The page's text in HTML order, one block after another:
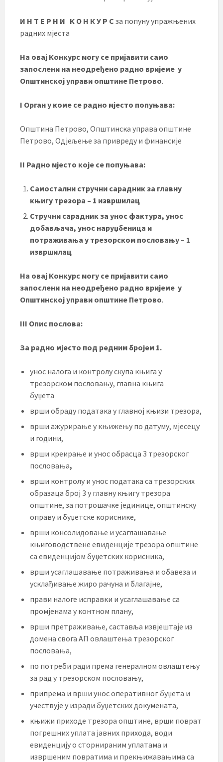
И Н Т Е Р Н И К О Н К У Р С за попуну упражњених
радних мјеста
На овај Конкурс могу се пријавити само
запослени на неодређено радно вријеме у
Општинској управи општине Петрово.
I Орган у коме се радно мјесто попуњава:
Општина Петрово, Општинска управа општине
Петрово, Одјељење за привреду и финансије
II Радно мјесто које се попуњава:
Самостални стручни сарадник за главну
књигу трезора – 1 извршилац
Стручни сарадник за унос фактура, унос
добављача, унос наруџбеница и
потраживања у трезорском пословању – 1
извршилац
На овај Конкурс могу се пријавити само
запослени на неодређено радно вријеме у
Општинској управи општине Петрово.
III Опис послова:
За радно мјесто под редним бројем 1.
унос налога и контролу скупа књига у
трезорском пословању, главна књига
буџета
врши обраду података у главној књизи трезора,
врши ажурирање у књижењу по датуму, мјесецу
и години,
врши креирање и унос обрасца 3 трезорског
пословања,
врши контролу и унос података са трезорских
образаца број 3 у главну књигу трезора
општине, за потрошачке јединице, општинску
оправу и буџетске кориснике,
врши консолидовање и усаглашавање
књиговодствене евиденције трезора општине
са евиденцијом буџетских корисника,
врши усаглашавање потраживања и обавеза и
усклађивање жиро рачуна и благајне,
прави налоге исправки и усаглашавање са
промјенама у контном плану,
врши претраживање, саставља извјештаје из
домена свога АП овлаштења трезорског
пословања,
по потреби ради према генералном овлаштењу
за рад у трезорском пословању,
припрема и врши унос оперативног буџета и
учествује у изради буџетских докумената,
књижи приходе трезора општине, врши поврат
погрешних уплата јавних прихода, води
евиденцију о сторнираним уплатама и
извршеним повратима и прекњижавањима са